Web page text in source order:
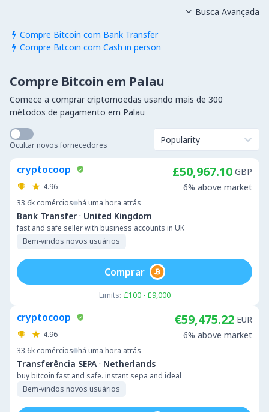
 Compre Bitcoin com Bank Transfer
 Compre Bitcoin com Cash in person
 Busca Avançada
Compre Bitcoin em Palau
Comece a comprar criptomoedas usando mais de 300
métodos de pagamento em Palau
Ocultar novos fornecedores Popularity
cryptocoop
4.96
33.6k comércios há uma hora atrás
Bank Transfer · United Kingdom
fast and safe seller with business accounts in UK
Bem-vindos novos usuários
£50,967.10 GBP
6% above market
Limits: £100 - £9,000
Comprar
cryptocoop
4.96
33.6k comércios há uma hora atrás
Transferência SEPA · Netherlands
buy bitcoin fast and safe. instant sepa and ideal
Bem-vindos novos usuários
€59,475.22 EUR
6% above market